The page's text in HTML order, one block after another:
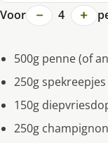
Voor − 4 +
500g penne (of
250g spekreepjes
150g
250g